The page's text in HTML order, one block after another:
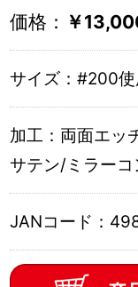
価格： ￥
サイズ：#200使
加工： 両面エッ
サテン/ミラーコ
JANコード：